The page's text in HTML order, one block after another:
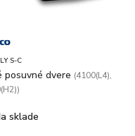
S-C
posuvné dvere (4100(L4),
sklade